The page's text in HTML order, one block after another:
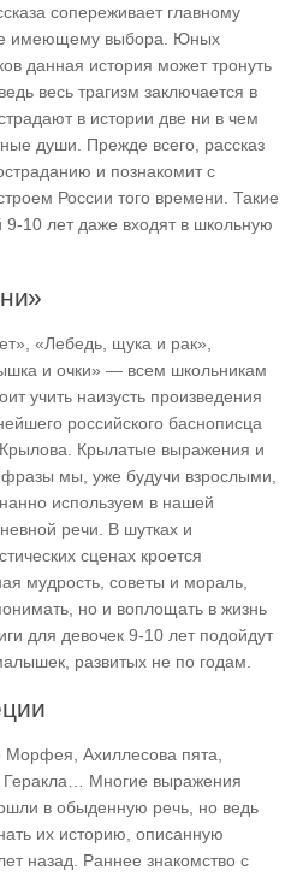
сопереживает главному
имеющему выбора. Юных
данная история может тронуть
весь трагизм заключается в
в истории две ни в чем
души. Прежде всего, рассказ
и познакомит с
России того времени. Такие
9-10 лет даже входят в школьную
«Лебедь, щука и рак»,
и очки» — всем школьникам
учить наизусть произведения
российского баснописца
Крылатые выражения и
фразы мы, уже будучи взрослыми,
используем в нашей
речи. В шутках и
сценах кроется
мудрость, советы и мораль,
но и воплощать в жизнь
для девочек 9-10 лет подойдут
развитых не по годам.
Морфея, Ахиллесова пята,
Геракла… Многие выражения
в обыденную речь, но ведь
их историю, описанную
назад. Раннее знакомство с